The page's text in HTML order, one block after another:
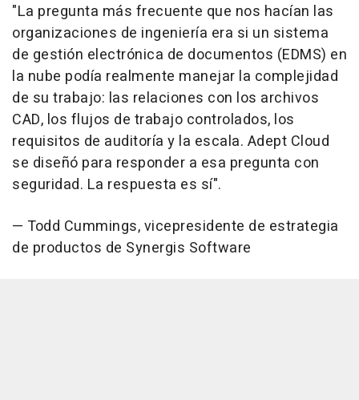
"La pregunta más frecuente que nos hacían las
organizaciones de ingeniería era si un sistema
de gestión electrónica de documentos (EDMS) en
la nube podía realmente manejar la complejidad
de su trabajo: las relaciones con los archivos
CAD, los flujos de trabajo controlados, los
requisitos de auditoría y la escala. Adept Cloud
se diseñó para responder a esa pregunta con
seguridad. La respuesta es sí".
— Todd Cummings, vicepresidente de estrategia
de productos de Synergis Software